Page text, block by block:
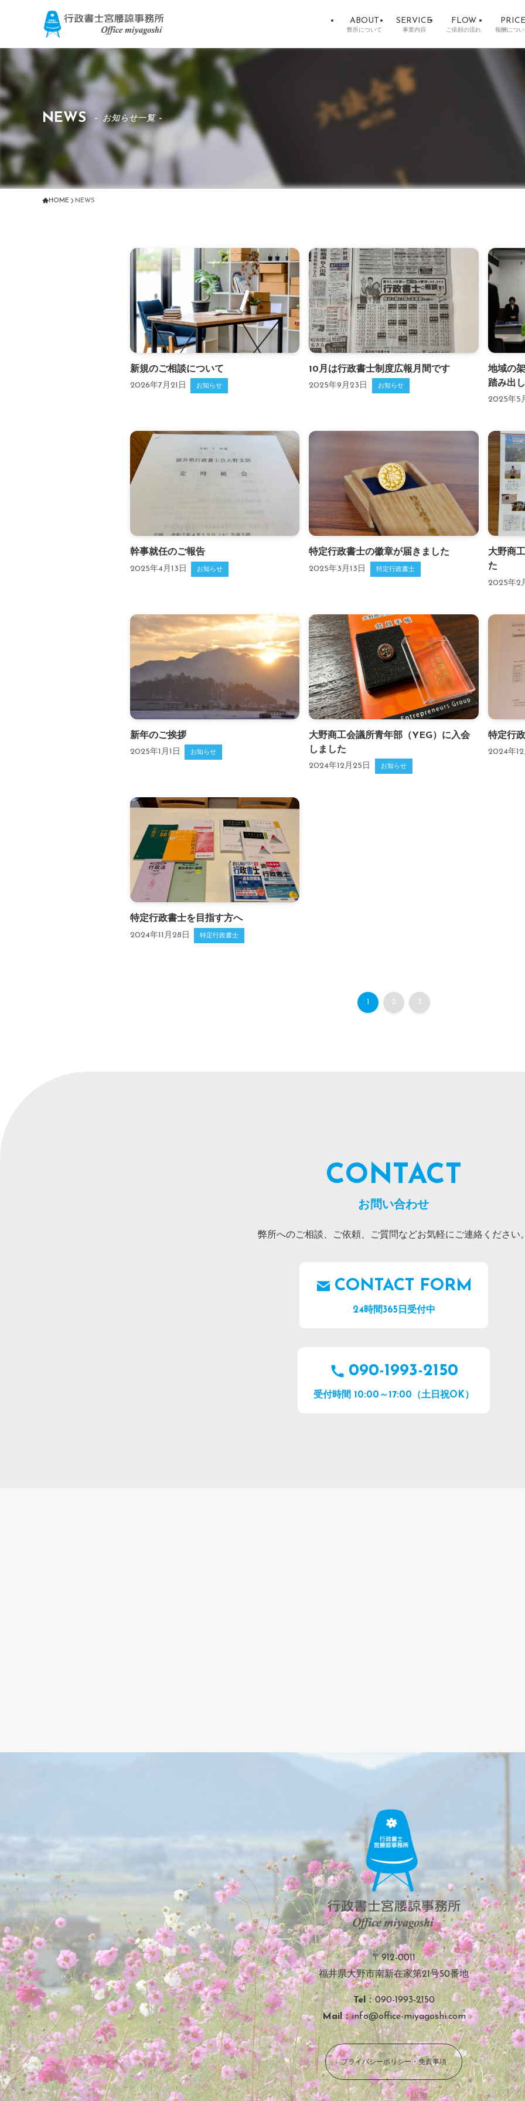
ABOUT
弊所について
SERVICE
事業内容
FLOW
ご依頼の流れ
PRICE
報酬につ
NEWS – お知らせ一覧 –
HOME NEWS
新規のご相談について
2026年7月21日 お知らせ
10月は行政書士制度広報月間です
2025年9月23日 お知らせ
地域の
踏み出
2025年5
幹事就任のご報告
2025年4月13日 お知らせ
特定行政書士の徽章が届きました
2025年3月13日 特定行政書士
大野商
た
2025年2
新年のご挨拶
2025年1月1日 お知らせ
大野商工会議所青年部（YEG）に入会
しました
2024年12月25日 お知らせ
特定行
2024年
特定行政書士を目指す方へ
2024年11月28日 特定行政書士
1 2 3
CONTACT
お問い合わせ
弊所へのご相談、ご依頼、ご質問などお気軽にご連絡ください
CONTACT FORM
24時間365日受付中
090-1993-2150
受付時間 10:00～17:00（土日祝OK）
〒912-0011
福井県大野市南新在家第21号50番地
Tel ：090-1993-2150
Mail：info@office-miyagoshi.com
プライバシーポリシー・免責事項